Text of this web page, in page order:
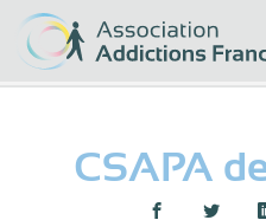
CSAPA
Partager :
Panneau de gestion des cookies